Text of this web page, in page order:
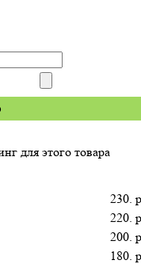
для этого товара
230.
220.
200.
180.